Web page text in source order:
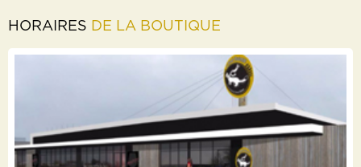
HORAIRES DE LA BOUTIQUE